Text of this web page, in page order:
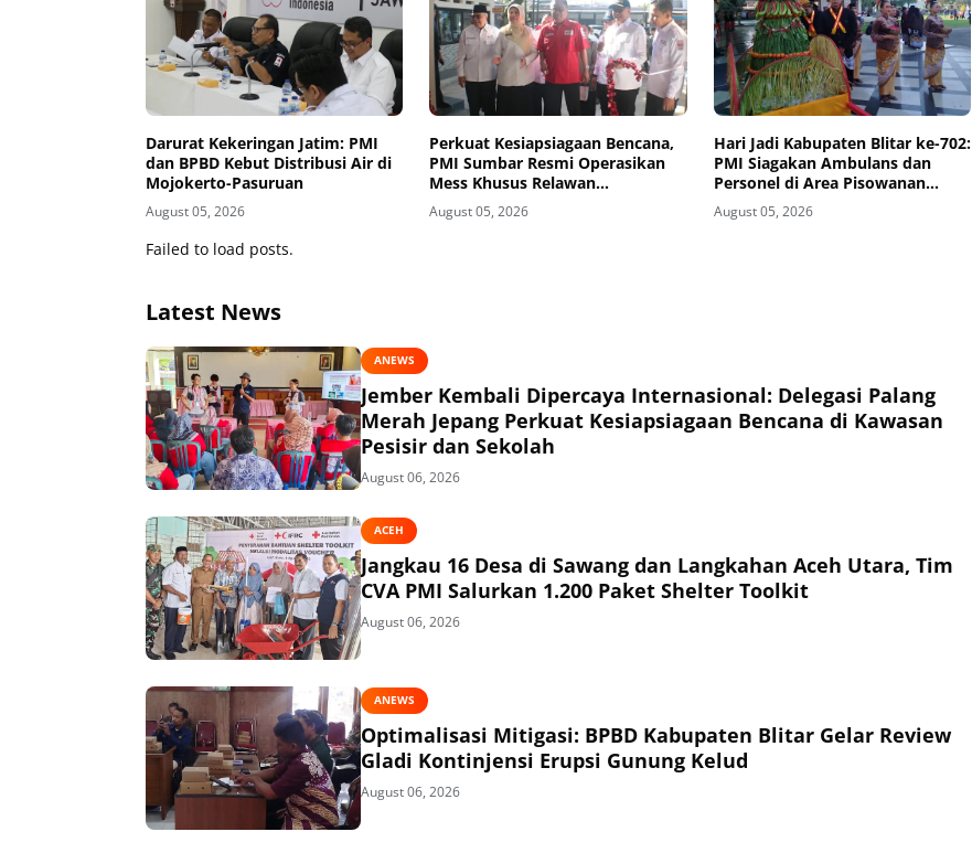
Darurat Kekeringan Jatim: PMI
dan BPBD Kebut Distribusi Air di
Mojokerto-Pasuruan
August 05, 2026
Perkuat Kesiapsiagaan Bencana,
PMI Sumbar Resmi Operasikan
Mess Khusus Relawan
Kemanusiaan
August 05, 2026
Hari Jadi Kabupaten Blitar ke-702:
PMI Siagakan Ambulans dan
Personel di Area Pisowanan
Agung
August 05, 2026
Failed to load posts.
Latest News
ANEWS
Jember Kembali Dipercaya Internasional: Delegasi Palang
Merah Jepang Perkuat Kesiapsiagaan Bencana di Kawasan
Pesisir dan Sekolah
August 06, 2026
ACEH
Jangkau 16 Desa di Sawang dan Langkahan Aceh Utara, Tim
CVA PMI Salurkan 1.200 Paket Shelter Toolkit
August 06, 2026
ANEWS
Optimalisasi Mitigasi: BPBD Kabupaten Blitar Gelar Review
Gladi Kontinjensi Erupsi Gunung Kelud
August 06, 2026